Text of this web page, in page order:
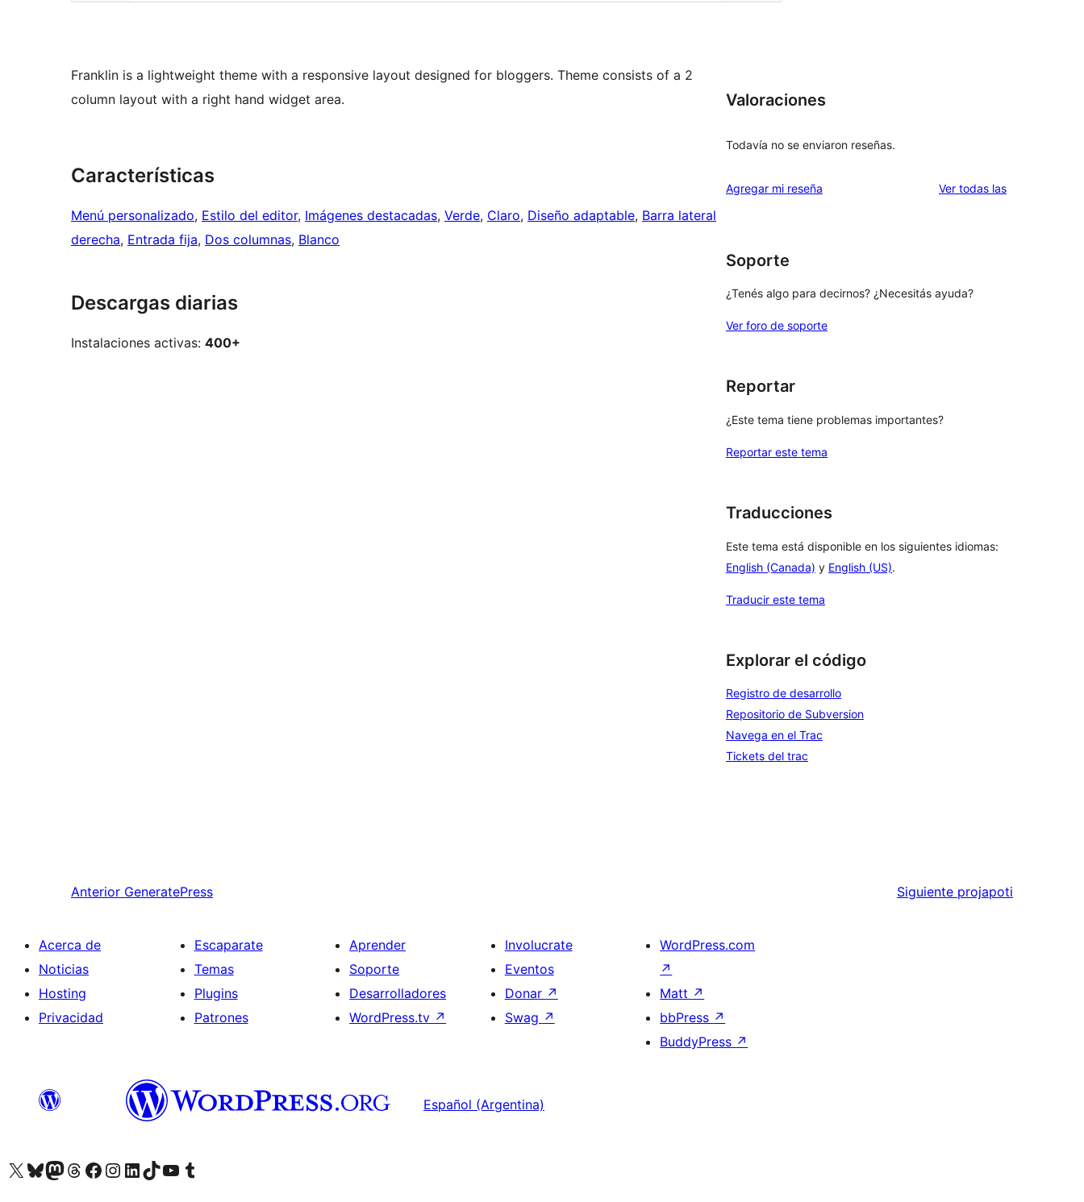
Franklin is a lightweight theme with a responsive layout designed for bloggers. Theme consists of a 2
column layout with a right hand widget area.
Características
Menú personalizado, Estilo del editor, Imágenes destacadas, Verde, Claro, Diseño adaptable, Barra lateral
derecha, Entrada fija, Dos columnas, Blanco
Descargas diarias
Instalaciones activas: 400+
Valoraciones
Todavía no se enviaron reseñas.
Agregar mi reseña Ver todas lasreseñas
Soporte
¿Tenés algo para decirnos? ¿Necesitás ayuda?
Ver foro de soporte
Reportar
¿Este tema tiene problemas importantes?
Reportar este tema
Traducciones
Este tema está disponible en los siguientes idiomas:
English (Canada) y English (US).
Traducir este tema
Explorar el código
Registro de desarrollo
Repositorio de Subversion
Navega en el Trac
Tickets del trac
Anterior GeneratePress Siguiente projapoti
Acerca de
Noticias
Hosting
Privacidad
Escaparate
Temas
Plugins
Patrones
Aprender
Soporte
Desarrolladores
WordPress.tv ↗
Involucrate
Eventos
Donar ↗
Swag ↗
WordPress.com
↗
Matt ↗
bbPress ↗
BuddyPress ↗
Español (Argentina)
Visitá nuestra cuenta de X (anteriormente Twitter)
Visitá nuestra cuenta de Bluesky
Visitá nuestra cuenta de Mastodon
Visitá nuestra cuenta de Threads
Visitá nuestra página de Facebook
Visitá nuestra cuenta de Instagram
Visitá nuestra cuenta de LinkedIn
Visitá nuestra cuenta de TikTok
Visitá nuestro canal de YouTube
Visitá nuestra cuenta de Tumblr